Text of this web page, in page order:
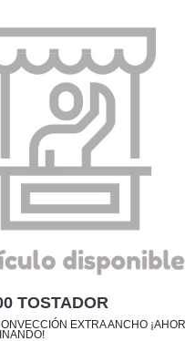
TOSTADOR
EXTRA ANCHO